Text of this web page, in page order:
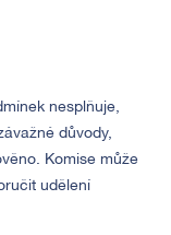
nesplňuje,
důvody,
Komise může
udělení